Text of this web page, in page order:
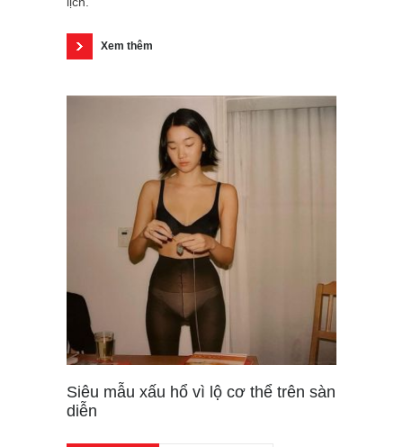
Xem thêm
Siêu mẫu xấu hổ vì lộ cơ thể trên sàn
diễn